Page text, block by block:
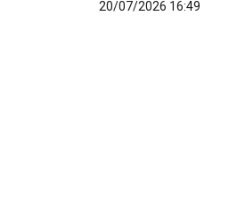
20/07/2026 16:49